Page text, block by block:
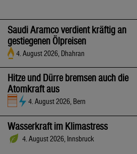
Saudi Aramco verdient kräftig an
gestiegenen Ölpreisen
4. August 2026, Dhahran
Hitze und Dürre bremsen auch die
Atomkraft aus
4. August 2026, Bern
Wasserkraft im Klimastress
4. August 2026, Innsbruck